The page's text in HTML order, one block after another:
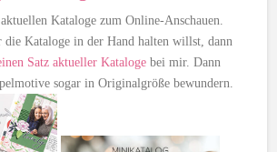
Kataloge zum Online-Anschauen.
die Kataloge in der Hand halten willst, dann
Satz aktueller Kataloge bei mir. Dann
sogar in Originalgröße bewundern.